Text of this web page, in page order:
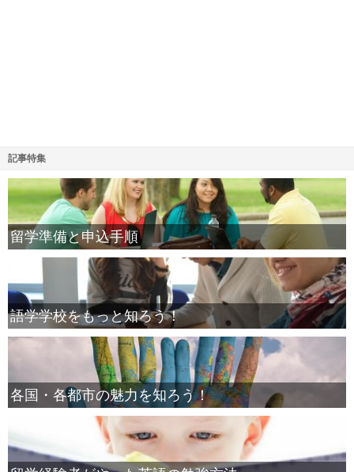
記事特集
留学準備と申込手順
語学学校をもっと知ろう！
各国・各都市の魅力を知ろう！